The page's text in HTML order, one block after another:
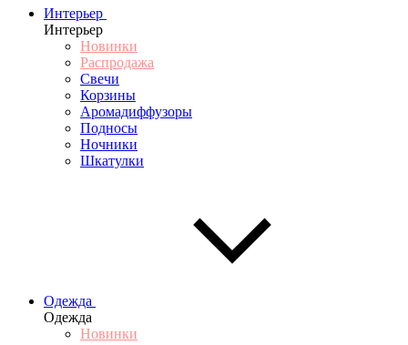
Интерьер
Интерьер
Новинки
Распродажа
Свечи
Корзины
Аромадиффузоры
Подносы
Ночники
Шкатулки
Одежда
Одежда
Новинки